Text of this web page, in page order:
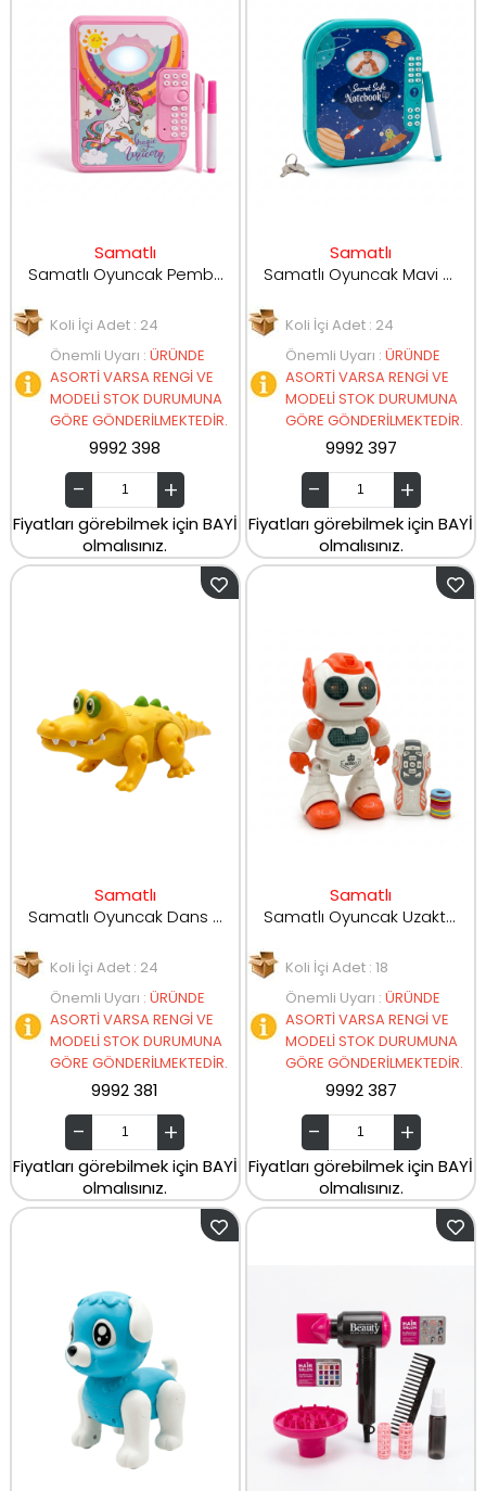
Samatlı
Samatlı Oyuncak Pembe Elektronik Tablet WF-3019
Koli İçi Adet : 24
Önemli Uyarı : ÜRÜNDE
ASORTİ VARSA RENGİ VE
MODELİ STOK DURUMUNA
GÖRE GÖNDERİLMEKTEDİR.
9992 398
Fiyatları görebilmek için BAYİ
olmalısınız.
Samatlı
Samatlı Oyuncak Mavi Elektronik Tablet WF-3006A
Koli İçi Adet : 24
Önemli Uyarı : ÜRÜNDE
ASORTİ VARSA RENGİ VE
MODELİ STOK DURUMUNA
GÖRE GÖNDERİLMEKTEDİR.
9992 397
Fiyatları görebilmek için BAYİ
olmalısınız.
Samatlı
Samatlı Oyuncak Dans Eden Robot Timsah 111-3
Koli İçi Adet : 24
Önemli Uyarı : ÜRÜNDE
ASORTİ VARSA RENGİ VE
MODELİ STOK DURUMUNA
GÖRE GÖNDERİLMEKTEDİR.
9992 381
Fiyatları görebilmek için BAYİ
olmalısınız.
Samatlı
Samatlı Oyuncak Uzaktan Kumadanlı Dansçı Robot 606-30
Koli İçi Adet : 18
Önemli Uyarı : ÜRÜNDE
ASORTİ VARSA RENGİ VE
MODELİ STOK DURUMUNA
GÖRE GÖNDERİLMEKTEDİR.
9992 387
Fiyatları görebilmek için BAYİ
olmalısınız.